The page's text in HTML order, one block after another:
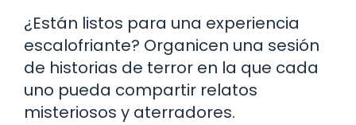
¿Están listos para una experiencia
escalofriante? Organicen una sesión
de historias de terror en la que cada
uno pueda compartir relatos
misteriosos y aterradores.